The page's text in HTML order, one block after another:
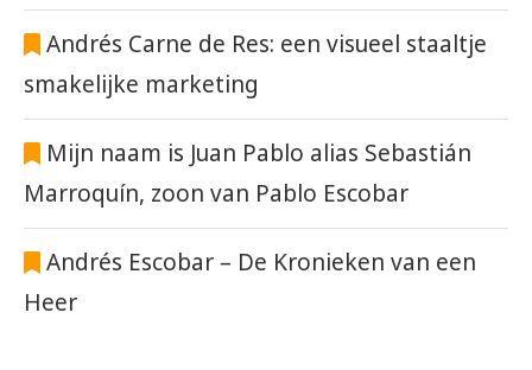
Andrés Carne de Res: een visueel staaltje
smakelijke marketing
Mijn naam is Juan Pablo alias Sebastián
Marroquín, zoon van Pablo Escobar
Andrés Escobar – De Kronieken van een
Heer